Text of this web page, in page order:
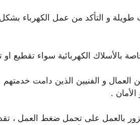
طويلة و التأكد من عمل الكهرباء
بالأسلاك الكهربائية سواء تقطيع
.
بالعمل على تحمل ضغط العمل ،